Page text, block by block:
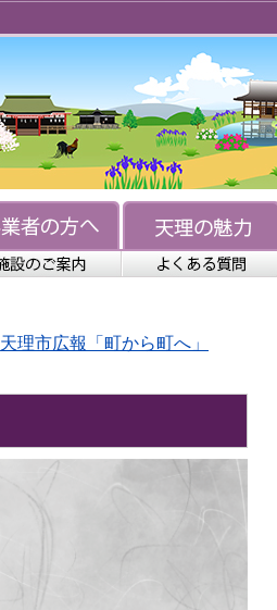
天理市広報「町から町へ」